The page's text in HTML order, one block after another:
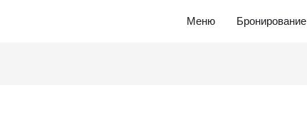
Меню Бронирование